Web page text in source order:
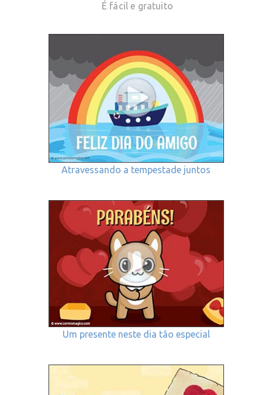
É fácil e gratuito
Atravessando a tempestade juntos
Um presente neste dia tão especial